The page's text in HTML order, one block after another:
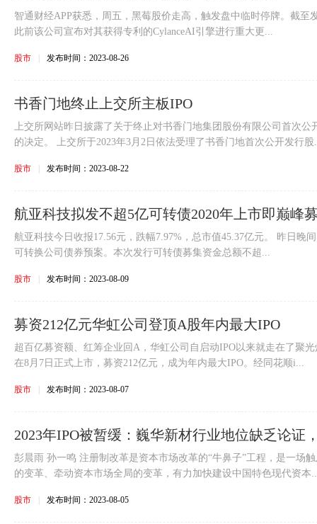
智通财经APP获悉，周五，黑莓股价走高，触发盘中临时停牌。截至
此前该公司宣布对其获得专利的CylanceAI引擎进行重大更...
股市 发布时间：2023-08-26
书香门地终止上交所主板IPO
上交所网站昨日披露了关于终止对书香门地集团股份有限公司首次公
的决定。 上交所于2023年3月2日依法受理了书香门地首次公开发行股
股市 发布时间：2023-08-22
航亚科技拟发不超5亿可转债2020年上市即巅峰
航亚科技今日收报17.56元，跌幅7.97%，总市值45.37亿元。 昨日晚
可转换公司债券预案。本次发行可转债募集资金总额不超...
股市 发布时间：2023-08-09
募资212亿元华虹公司登顶A股年内最大IPO
超百亿募资额、红筹企业回A，华虹公司自启动IPO以来就走在了聚
在8月7日正式上市，募资212亿元，成为年内最大IPO。经同花顺i...
股市 发布时间：2023-08-07
2023年IPO被暂缓：巍华新材行业地位缺乏论证
彭晨雨 孙一鸣 注册制改革是资本市场改革的“牛鼻子”工程，是一场
的变革、牵动资本市场全局的变革，有力加快建设中国特色现代资本
股市 发布时间：2023-08-05